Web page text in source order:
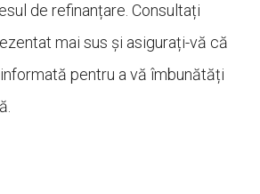
de refinanțare. Consultați
mai sus și asigurați-vă că
pentru a vă îmbunătăți